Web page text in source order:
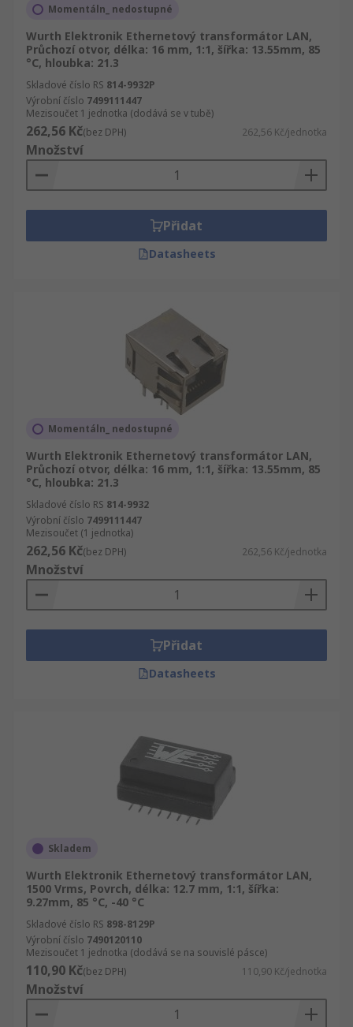
Momentáln_ nedostupné
Wurth Elektronik Ethernetový transformátor LAN,
Průchozí otvor, délka: 16 mm, 1:1, šířka: 13.55mm, 85
°C, hloubka: 21.3
Skladové číslo RS 814-9932P
Výrobní číslo 7499111447
Mezisoučet 1 jednotka (dodává se v tubě)
262,56 Kč(bez DPH) 262,56 Kč/jednotka
Množství
Přidat
Datasheets
Momentáln_ nedostupné
Wurth Elektronik Ethernetový transformátor LAN,
Průchozí otvor, délka: 16 mm, 1:1, šířka: 13.55mm, 85
°C, hloubka: 21.3
Skladové číslo RS 814-9932
Výrobní číslo 7499111447
Mezisoučet (1 jednotka)
262,56 Kč(bez DPH) 262,56 Kč/jednotka
Množství
Přidat
Datasheets
Skladem
Wurth Elektronik Ethernetový transformátor LAN,
1500 Vrms, Povrch, délka: 12.7 mm, 1:1, šířka:
9.27mm, 85 °C, -40 °C
Skladové číslo RS 898-8129P
Výrobní číslo 7490120110
Mezisoučet 1 jednotka (dodává se na souvislé pásce)
110,90 Kč(bez DPH) 110,90 Kč/jednotka
Množství